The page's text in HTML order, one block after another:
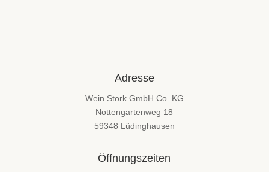
Adresse
Wein Stork GmbH Co. KG
Nottengartenweg 18
59348 Lüdinghausen
Öffnungszeiten